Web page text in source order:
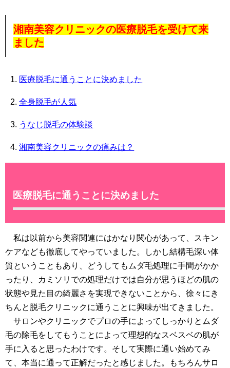
湘南美容クリニックの医療脱毛を受けて来
ました
医療脱毛に通うことに決めました
全身脱毛が人気
うなじ脱毛の体験談
湘南美容クリニックの痛みは？
医療脱毛に通うことに決めました
私は以前から美容関連にはかなり関心があって、スキン
ケアなども徹底してやっていました。しかし結構毛深い体
質ということもあり、どうしてもムダ毛処理に手間がかか
ったり、カミソリでの処理だけでは自分が思うほどの肌の
状態や見た目の綺麗さを実現できないことから、徐々にき
ちんと脱毛クリニックに通うことに興味が出てきました。
サロンやクリニックでプロの手によってしっかりとムダ
毛の除毛をしてもうことによって理想的なスベスベの肌が
手に入ると思ったわけです。そして実際に通い始めてみ
て、本当に通って正解だったと感じました。もちろんサロ